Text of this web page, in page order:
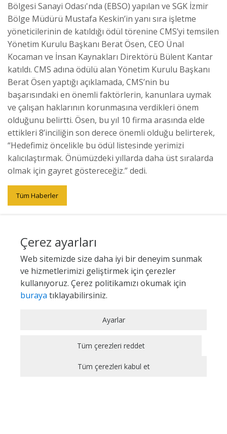
Bölgesi Sanayi Odası'nda (EBSO) yapılan ve SGK İzmir
Bölge Müdürü Mustafa Keskin’in yanı sıra işletme
yöneticilerinin de katıldığı ödül törenine CMS’yi temsilen
Yönetim Kurulu Başkanı Berat Ösen, CEO Ünal
Kocaman ve İnsan Kaynakları Direktörü Bülent Kantar
katıldı. CMS adına ödülü alan Yönetim Kurulu Başkanı
Berat Ösen yaptığı açıklamada, CMS’nin bu
başarısındaki en önemli faktörlerin, kanunlara uymak
ve çalışan haklarının korunmasına verdikleri önem
olduğunu belirtti. Ösen, bu yıl 10 firma arasında elde
ettikleri 8’inciliğin son derece önemli olduğu belirterek,
“Hedefimiz öncelikle bu ödül listesinde yerimizi
kalıcılaştırmak. Önümüzdeki yıllarda daha üst sıralarda
olmak için gayret göstereceğiz.” dedi.
Tüm Haberler
Çerez ayarları
Web sitemizde size daha iyi bir deneyim sunmak
ve hizmetlerimizi geliştirmek için çerezler
kullanıyoruz. Çerez politikamızı okumak için
buraya tıklayabilirsiniz.
Zorunlu / Teknik Çerezler
özelliklerinden faydalanabilmek için kullanılan
olmadan, websitesinden sağlanan temel
Ayarlar
Tüm çerezleri reddet
Tüm çerezleri kabul et